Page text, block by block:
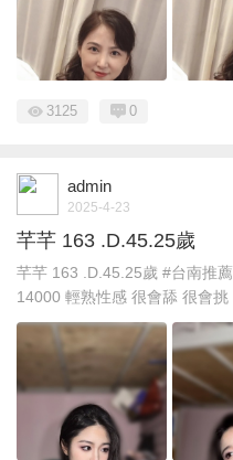
3125 0
admin
2025-4-23
芊芊 163 .D.45.25歲
芊芊 163 .D.45.25歲 #台南推
14000 輕熟性感 很會舔 很會挑